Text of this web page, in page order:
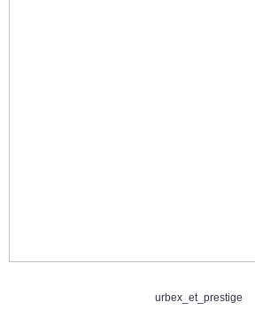
urbex_et_prestige